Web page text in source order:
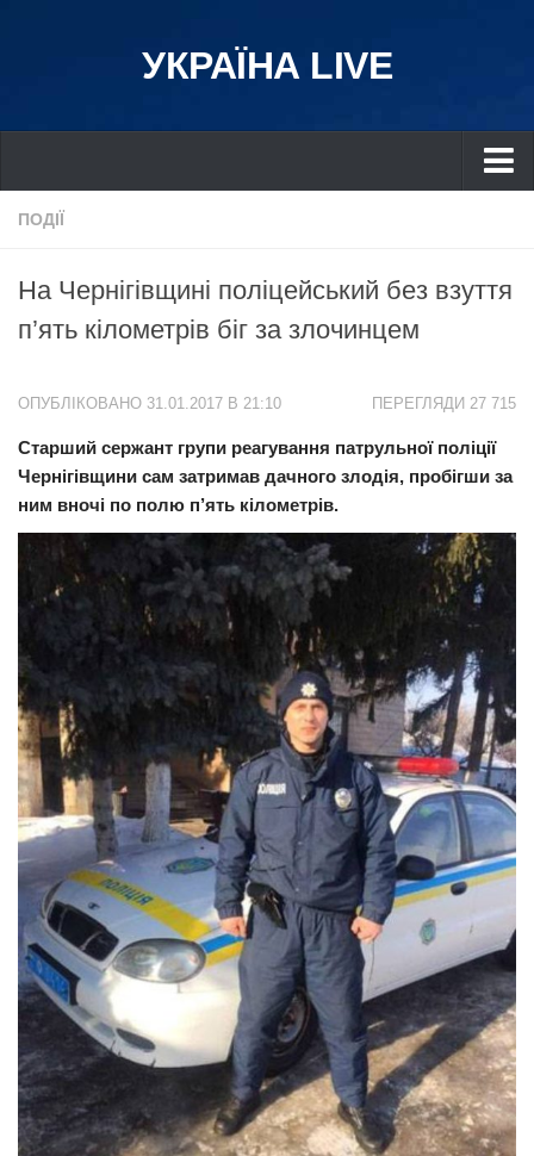
УКРАЇНА LIVE
Україна
Дніпро
Львів
Харків
Донбас
Одеса
Схід
Прикарпаття
Економіка
Політика
Світ
Цікаво
Наука
Технології
Історії
Рецепти
Привітання
Здоров’я
Події
Кримінал
Трагедії
Курйози
ПОДІЇ
На Чернігівщині поліцейський без взуття
п’ять кілометрів біг за злочинцем
ПЕРЕГЛЯДИ 27 715
ОПУБЛІКОВАНО 31.01.2017 В 21:10
Старший сержант групи реагування патрульної поліції
Чернігівщини сам затримав дачного злодія, пробігши за
ним вночі по полю п’ять кілометрів.